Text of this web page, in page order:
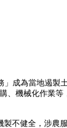
成為當地遏製
機械化作業等
不健全，涉農服